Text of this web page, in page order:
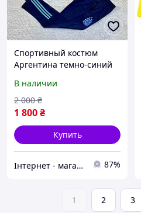
Спортивный костюм
Аргентина темно-синий
В наличии
1 800₴
2 000 ₴
Купить
Інтернет - магазин спортивних товарів FootPro 87%
1 2 3